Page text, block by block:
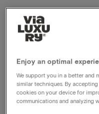
Le Marin Hotel
Collection is prachtig
kamers zijn warm,
Lees meer
Adults Only
Centrale ligging
Enjoy an optimal
We support you in a better and
similar techniques. By
cookies on your device for
communications and analyzing